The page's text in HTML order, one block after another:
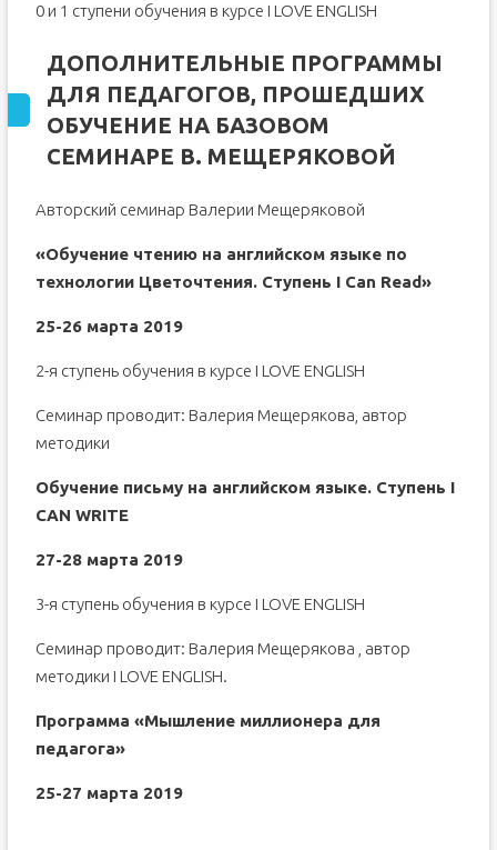
0 и 1 ступени обучения в курсе I LOVE ENGLISH
ДОПОЛНИТЕЛЬНЫЕ ПРОГРАММЫ
ДЛЯ ПЕДАГОГОВ, ПРОШЕДШИХ
ОБУЧЕНИЕ НА БАЗОВОМ
СЕМИНАРЕ В. МЕЩЕРЯКОВОЙ
Авторский семинар Валерии Мещеряковой
«Обучение чтению на английском языке по
технологии Цветочтения. Ступень I Can Read»
25-26 марта 2019
2-я ступень обучения в курсе I LOVE ENGLISH
Семинар проводит: Валерия Мещерякова, автор
методики
Обучение письму на английском языке. Ступень I
CAN WRITE
27-28 марта 2019
3-я ступень обучения в курсе I LOVE ENGLISH
Семинар проводит: Валерия Мещерякова , автор
методики I LOVE ENGLISH.
Программа «Мышление миллионера для
педагога»
25-27 марта 2019